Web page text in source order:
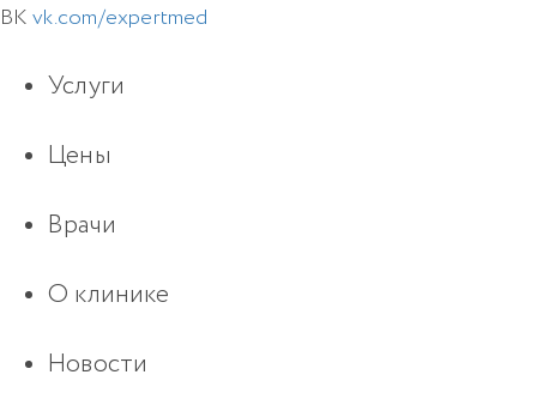
ВКvk.com/expertmed
Услуги
Цены
Врачи
О клинике
Новости